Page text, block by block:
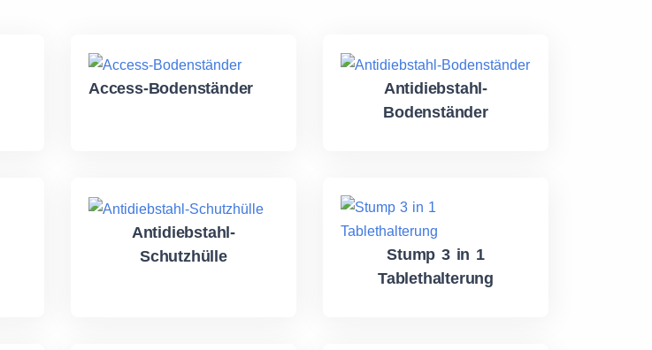
Access-Bodenständer
Antidiebstahl-
Bodenständer
Antidiebstahl-
Schutzhülle
Stump 3 in 1
Tablethalterung